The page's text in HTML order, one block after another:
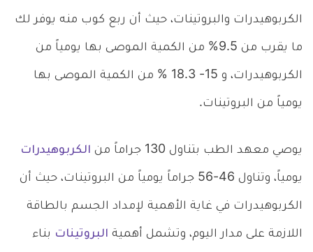
الكربوهيدرات والبروتينات، حيث أن ربع كوب منه يوفر لك
ما يقرب من 9.5% من الكمية الموصى بها يومياً من
الكربوهيدرات، و 15- 18.3 % من الكمية الموصى بها
يومياً من البروتينات.
يوصي معهد الطب بتناول 130 جراماً من الكربوهيدرات
يومياً، وتناول 46-56 جراماً يومياً من البروتينات، حيث أن
الكربوهيدرات في غاية الأهمية لإمداد الجسم بالطاقة
اللازمة على مدار اليوم، وتشمل أهمية البروتينات بناء